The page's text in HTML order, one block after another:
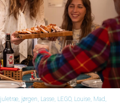
juletræ, jørgen, Lasse, LEGO, Louise, Mad,